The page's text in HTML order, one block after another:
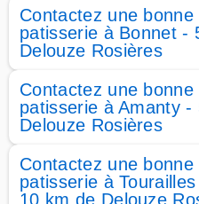
Contactez une
patisserie à Bonnet -
Delouze Rosières
Contactez une
patisserie à Amanty
Delouze Rosières
Contactez une
patisserie à
10 km de Delouze